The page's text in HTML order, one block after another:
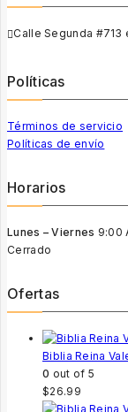
Calle Segunda #713
Políticas
Términos de servicio
Políticas de envío
Horarios
Lunes – Viernes 9:00
Cerrado
Ofertas
Biblia Reina
0 out of 5
$26.99